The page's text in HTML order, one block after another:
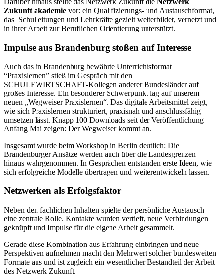
Darüber hinaus stellte das Netzwerk Zukunft die Netzwerk
Zukunft akademie vor: ein Qualifizierungs- und Austauschformat,
das Schulleitungen und Lehrkräfte gezielt weiterbildet, vernetzt und
in ihrer Arbeit zur Beruflichen Orientierung unterstützt.
Impulse aus Brandenburg stoßen auf Interesse
Auch das in Brandenburg bewährte Unterrichtsformat
“Praxislernen” stieß im Gespräch mit den
SCHULEWIRTSCHAFT-Kollegen anderer Bundesländer auf
großes Interesse. Ein besonderer Schwerpunkt lag auf unserem
neuen „Wegweiser Praxislernen“. Das digitale Arbeitsmittel zeigt,
wie sich Praxislernen strukturiert, praxisnah und anschlussfähig
umsetzen lässt. Knapp 100 Downloads seit der Veröffentlichung
Anfang Mai zeigen: Der Wegweiser kommt an.
Insgesamt wurde beim Workshop in Berlin deutlich: Die
Brandenburger Ansätze werden auch über die Landesgrenzen
hinaus wahrgenommen. In Gesprächen entstanden erste Ideen, wie
sich erfolgreiche Modelle übertragen und weiterentwickeln lassen.
Netzwerken als Erfolgsfaktor
Neben den fachlichen Inhalten spielte der persönliche Austausch
eine zentrale Rolle. Kontakte wurden vertieft, neue Verbindungen
geknüpft und Impulse für die eigene Arbeit gesammelt.
Gerade diese Kombination aus Erfahrung einbringen und neue
Perspektiven aufnehmen macht den Mehrwert solcher bundesweiten
Formate aus und ist zugleich ein wesentlicher Bestandteil der Arbeit
des Netzwerk Zukunft.